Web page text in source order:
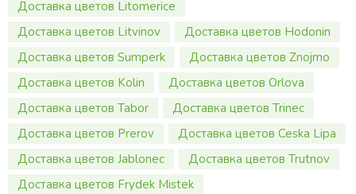
Доставка цветов Litomerice
Доставка цветов Litvinov
Доставка цветов Hodonin
Доставка цветов Sumperk
Доставка цветов Znojmo
Доставка цветов Kolin
Доставка цветов Orlova
Доставка цветов Tabor
Доставка цветов Trinec
Доставка цветов Prerov
Доставка цветов Ceska Lipa
Доставка цветов Jablonec
Доставка цветов Trutnov
Доставка цветов Frydek Mistek